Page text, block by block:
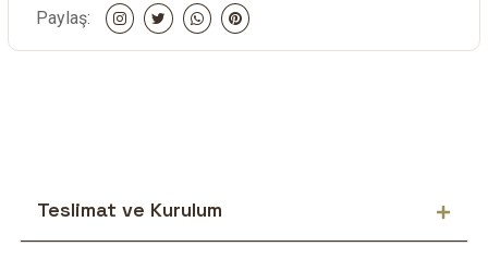
Paylaş:
Teslimat ve Kurulum